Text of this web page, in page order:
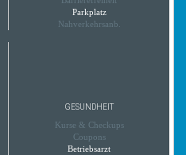
Parkplatz
Nahverkehrsanb.
GESUNDHEIT
Kurse & Checkups
Coupons
Betriebsarzt